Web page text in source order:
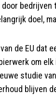
door
doel,
de EU
om
studie van
blijven